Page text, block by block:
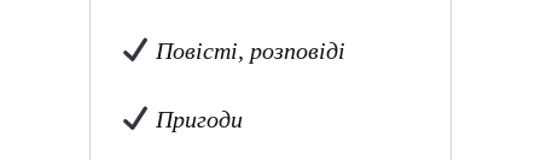
Повісті, розповіді
Пригоди